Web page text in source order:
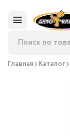
Главная Каталог